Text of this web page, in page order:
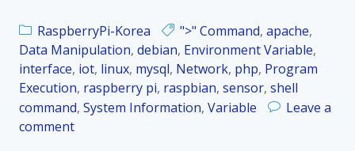
_
1
0
.
7
.
RaspberryPi-Korea ">" Command, apache,
Data Manipulation, debian, Environment Variable,
interface, iot, linux, mysql, Network, php, Program
Execution, raspberry pi, raspbian, sensor, shell
command, System Information, Variable
Leave a
comment